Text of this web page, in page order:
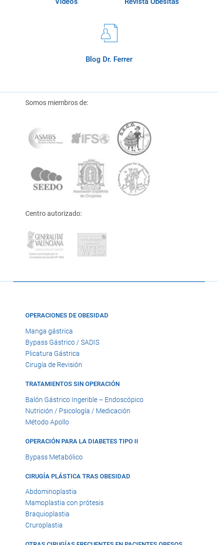
Blog Dr. Ferrer
Somos miembros de:
Centro autorizado:
OPERACIONES DE OBESIDAD
Manga gástrica
Bypass Gástrico / SADIS
Plicatura Gástrica
Cirugía de Revisión
TRATAMIENTOS SIN OPERACIÓN
Balón Gástrico Ingerible – Endoscópico
Nutrición / Psicología / Medicación
Método Apollo
OPERACIÓN PARA LA DIABETES TIPO II
Bypass Metabólico
CIRUGÍA PLÁSTICA TRAS OBESIDAD
Abdominoplastia
Mamoplastia con prótesis
Braquioplastia
Cruroplastia